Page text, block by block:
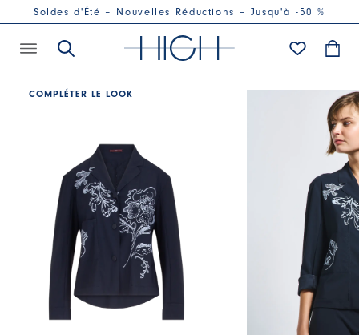
Soldes d'Été – Nouvelles Réductions – Jusqu'à -50 %
COMPLÉTER LE LOOK